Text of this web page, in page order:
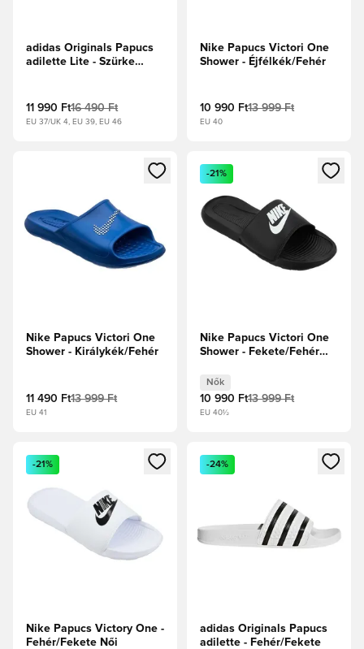
adidas Originals Papucs
adilette Lite - Szürke
11 990 Ft16 490 Ft
EU 37/UK 4, EU 39, EU 46
Nike Papucs Victori One
Shower - Éjfélkék/Fehér
10 990 Ft13 999 Ft
EU 40
Megnyit egy modált a bejelentkezéshez vagy a tagként
Nike Papucs Victori One
Shower - Királykék/Fehér
11 490 Ft13 999 Ft
EU 41
Megnyit egy modált a
-21%
Nike Papucs Victori One
Shower - Fekete/Fehér
Nők
10 990 Ft13 999 Ft
EU 40½
Megnyit egy modált a bejelentkezéshez vagy a tagként
-21%
Nike Papucs Victory One -
Fehér/Fekete Női
Megnyit egy modált a
-24%
adidas Originals Papucs
adilette - Fehér/Fekete